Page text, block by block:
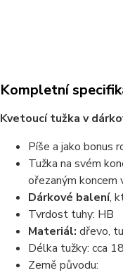
Kompletní
Kvetoucí tužka v
Píše a jako bonus
Tužka na svém
ořezaným koncem
Dárkové balení,
Tvrdost tuhy: HB
Materiál: dřevo,
Délka tužky: cca
Země původu: